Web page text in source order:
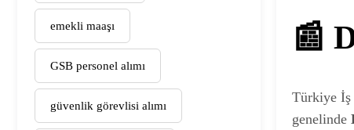
emekli maaşı
GSB personel alımı
güvenlik görevlisi alımı
📰
Türkiye İş
genelinde